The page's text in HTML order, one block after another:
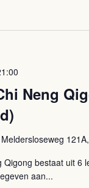
Neng
Meldersloseweg
Qigong bestaat uit 6
aan...